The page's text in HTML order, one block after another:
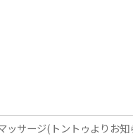
ッサージ(トントゥよりお知